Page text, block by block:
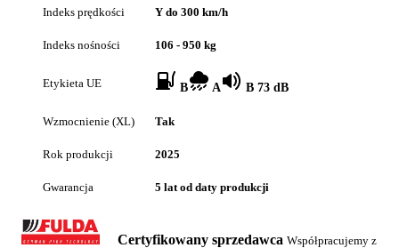
Indeks prędkości Y do 300 km/h
Indeks nośności 106 - 950 kg
Etykieta UE B A B 73 dB
Wzmocnienie (XL) Tak
Rok produkcji 2025
Gwarancja 5 lat od daty produkcji
Certyfikowany sprzedawca Współpracujemy z